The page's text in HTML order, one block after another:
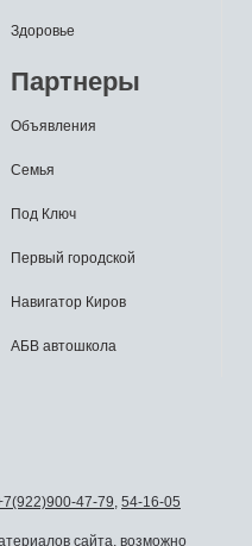
Здоровье
Партнеры
Объявления
Семья
Под Ключ
Первый городской
Навигатор Киров
АБВ автошкола
47-79, 54-16-05
сайта, возможно